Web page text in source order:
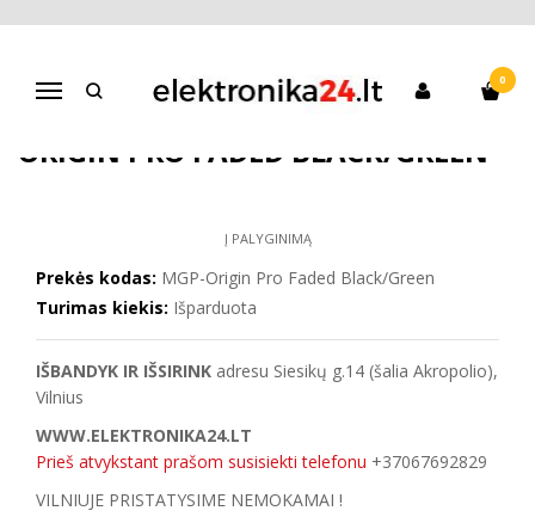
Navigacija
0
Pagrindinis Paspirtukai
Vaikams
TRIUKINIS PASPIRTUKAS MGP
ORIGIN PRO FADED BLACK/GREEN
Į PALYGINIMĄ
Prekės kodas: MGP-Origin Pro Faded Black/Green
Turimas kiekis: Išparduota
IŠBANDYK IR IŠSIRINK adresu Siesikų g.14 (šalia Akropolio),
Vilnius
WWW.ELEKTRONIKA24.LT
Prieš atvykstant prašom susisiekti telefonu +37067692829
VILNIUJE PRISTATYSIME NEMOKAMAI !